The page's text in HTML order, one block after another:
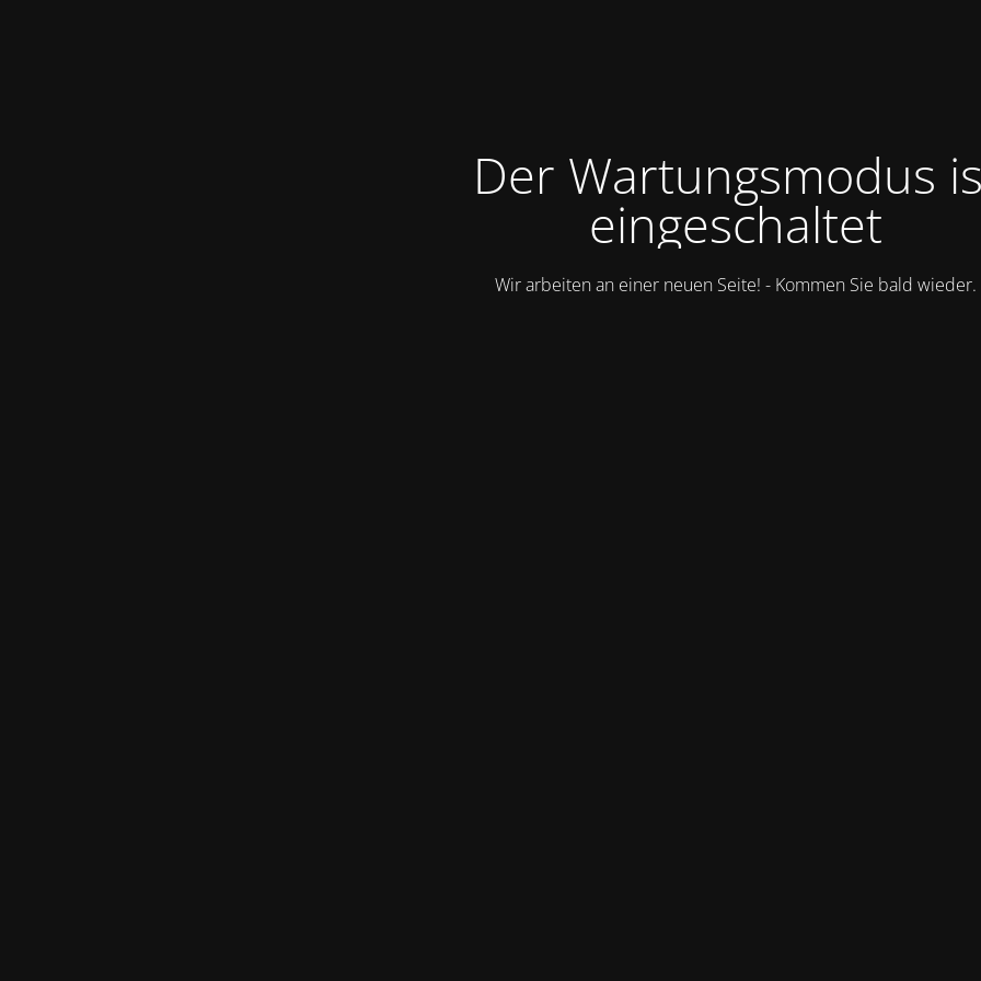
Der Wartungsmodus
eingeschaltet
Wir arbeiten an einer neuen Seite! - Kommen Sie bald wieder.